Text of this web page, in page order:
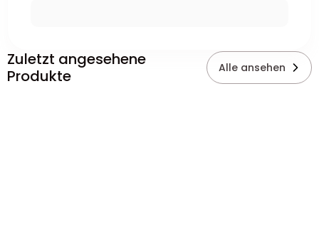
Zuletzt angesehene
Produkte
Alle ansehen